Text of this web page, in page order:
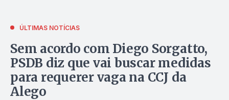
ÚLTIMAS NOTÍCIAS
Sem acordo com Diego Sorgatto,
PSDB diz que vai buscar medidas
para requerer vaga na CCJ da
Alego